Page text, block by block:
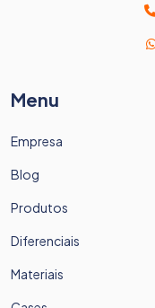
Menu
Empresa
Blog
Produtos
Diferenciais
Materiais